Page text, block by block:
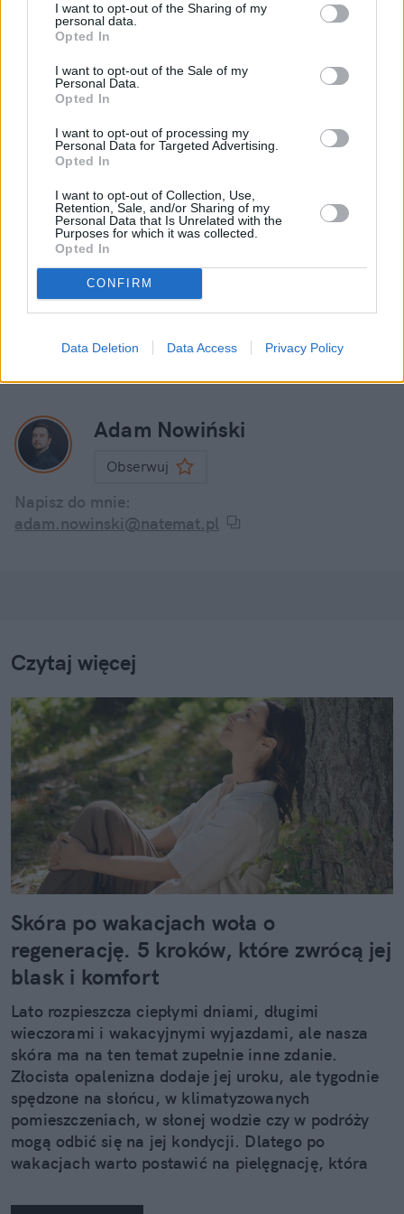
I want to opt-out of the Sharing of my
personal data.
Opted In
I want to opt-out of the Sale of my
Personal Data.
Opted In
I want to opt-out of processing my
Personal Data for Targeted Advertising.
Opted In
I want to opt-out of Collection, Use,
Retention, Sale, and/or Sharing of my
Personal Data that Is Unrelated with the
Purposes for which it was collected.
Opted In
CONFIRM
Data Deletion Data Access Privacy Policy
Czy to wystarczy, by odwrócić spadkowe trendy?
Zobaczymy. Jedno jest pewne: między
o wyglądzie Buzza Astrala, Porsche robi wszystko,
by o nich mówiono. I to im się udaje.
Nie przegap żadnej ważnej wiadomości i
obserwuj nas w Google News!
Więcej:
Porsche
Adam Nowiński
Obserwuj
Napisz do mnie:
adam.nowinski@natemat.pl
Czytaj więcej
Skóra po wakacjach woła o
regenerację. 5 kroków, które zwrócą jej
blask i komfort
Lato rozpieszcza ciepłymi dniami, długimi
wieczorami i wakacyjnymi wyjazdami, ale nasza
skóra ma na ten temat zupełnie inne zdanie.
Złocista opalenizna dodaje jej uroku, ale tygodnie
spędzone na słońcu, w klimatyzowanych
pomieszczeniach, w słonej wodzie czy w podróży
mogą odbić się na jej kondycji. Dlatego po
wakacjach warto postawić na pielęgnację, która
jak pięć kosmetyków z linii Neuro Adapt marki